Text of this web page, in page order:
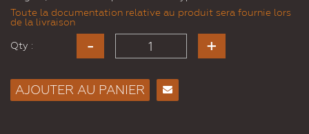
Toute la documentation relative au produit sera fournie lors
de la livraison
Qty :
AJOUTER AU PANIER